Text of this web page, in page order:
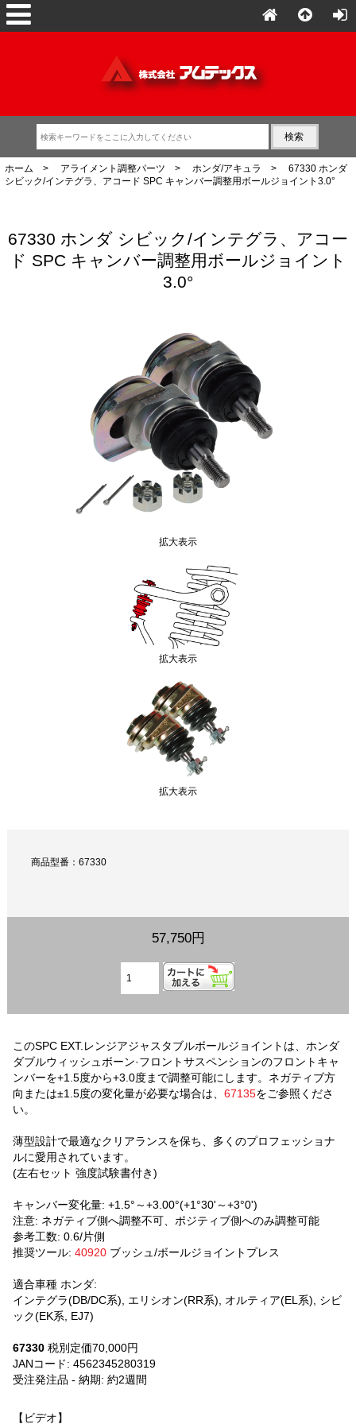
ホーム > アライメント調整パーツ > ホンダ/アキュラ
> 67330 ホンダ
シビック/インテグラ、アコード SPC キャンバー調整用ボールジョイント3.0°
67330 ホンダ シビック/インテグラ、アコー
ド SPC キャンバー調整用ボールジョイント
3.0°
拡大表示
拡大表示
拡大表示
商品型番：67330
57,750円
このSPC EXT.レンジアジャスタブルボールジョイントは、ホンダ
ダブルウィッシュボーン·フロントサスペンションのフロントキャ
ンバーを+1.5度から+3.0度まで調整可能にします。ネガティブ方
向または±1.5度の変化量が必要な場合は、67135をご参照くださ
い。
薄型設計で最適なクリアランスを保ち、多くのプロフェッショナ
ルに愛用されています。
(左右セット 強度試験書付き)
キャンバー変化量: +1.5°～+3.00°(+1°30'～+3°0')
注意: ネガティブ側へ調整不可、ポジティブ側へのみ調整可能
参考工数: 0.6/片側
推奨ツール:40920 ブッシュ/ボールジョイントプレス
適合車種 ホンダ:
インテグラ(DB/DC系), エリシオン(RR系), オルティア(EL系), シビ
ック(EK系, EJ7)
67330 税別定価70,000円
JANコード: 4562345280319
受注発注品 - 納期: 約2週間
【ビデオ】